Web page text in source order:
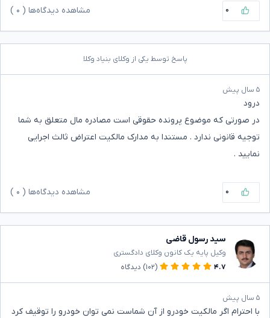
۰ مشاهده دیدگاه‌ها ( ۰
پاسخ توسط یکی از وکلای بنیاد وکلا
۵ سال پیش
درود
در صورتی که موضوع پرونده حقوقی است مصادره مال متعلق به شما
توجیه قانونی ندارد . مستندا به مدارک مالکیت اعتراض ثالث اجرایی
نمایید .
۰ مشاهده دیدگاه‌ها ( ۰
سید رسول قاضی
وکیل پایه یک کانون وکلای دادگستری
۴.۷
(۱۰۲) دیدگاه
۵ سال پیش
با احترام اگر مالکیت خودرو از آن شماست نمی توان خودرو را توقیف کرد